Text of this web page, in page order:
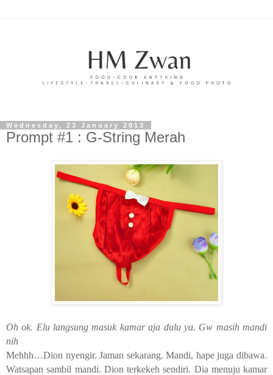
Wednesday, 23 January 2013
Prompt #1 : G-String Merah
Oh ok. Elu langsung masuk kamar aja dulu ya. Gw masih mandi
nih
Mehhh…Dion nyengir. Jaman sekarang. Mandi, hape juga dibawa.
Watsapan sambil mandi. Dion terkekeh sendiri. Dia menuju kamar